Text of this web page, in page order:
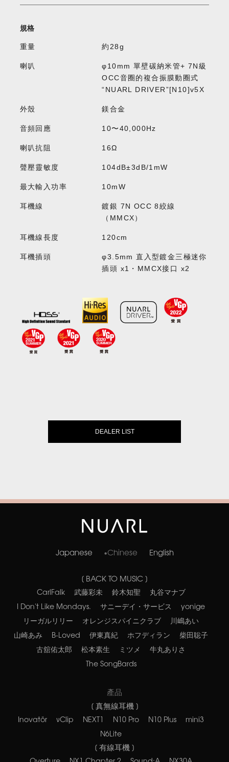
規格
重量 約28g
喇叭
φ10mm 單壁碳納米管+ 7N級
OCC音圈的複合振膜動圈式
“NUARL DRIVER”[N10]v5X
外殼 鎂合金
音頻回應 10〜40,000Hz
喇叭抗阻 16Ω
聲壓靈敏度 104dB±3dB/1mW
最大輸入功率 10mW
耳機線
鍍銀 7N OCC 8絞線
（MMCX）
耳機線長度 120cm
耳機插頭
φ3.5mm 直入型鍍金三極迷你
插頭 x1・MMCX接口 x2
DEALER LIST
Japanese Chinese English
[ BACK TO MUSIC ]
CarlFalk 武藤彩未 鈴木知聖
丸谷マナブ
I Don't Like Mondays.
サニーデイ・サービス
yonige
リーガルリリー
オレンジスパイニクラブ
川嶋あい
山崎あみ
B-Loved 伊東真紀 ホフディラン
柴田聡子
古舘佑太郎
松本素生 ミツメ
牛丸ありさ
The SongBards
產品
[ 真無線耳機 ]
Inovatör νClip NEXT1 N10 Pro N10 Plus
mini3
N6Lite
[ 有線耳機 ]